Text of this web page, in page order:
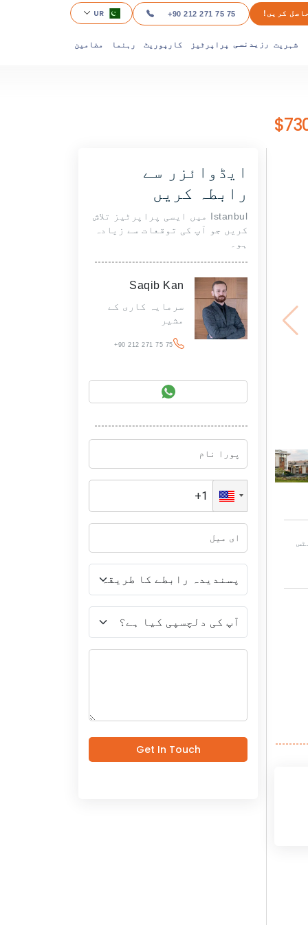
کریں! +90 212 271 75 75
UR
شہریت رزیدنسی پراپرٹیز کارپوریٹ رہنما مضامین
ایڈوائزر سے
رابطہ کریں
Istanbul میں ایسی پراپرٹیز تلاش
کریں جو آپ کی توقعات سے زیادہ
ہو۔
Saqib Kan
سرمایہ کاری کے
مشیر
+90 212 271 75 75
Get In Touch